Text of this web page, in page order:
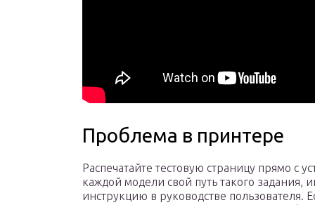
Проблема в принтере
Распечатайте тестовую страницу прямо с
каждой модели свой путь такого задания,
инструкцию в руководстве пользователя.